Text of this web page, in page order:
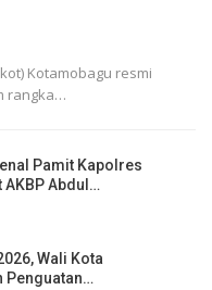
Kotamobagu resmi
rangka…
Pamit Kapolres
AKBP Abdul…
Wali Kota
Penguatan…